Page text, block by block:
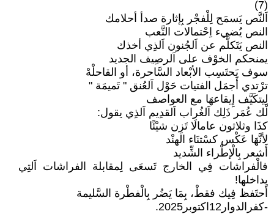
(7)
اَلنَّص يَسمَح لِلْفجْر بِإثارة صدأ أحلامك
النص يُضيء اِحْتمالات التَّعب
النص يَتَكلَّم عن اَلجُنون اَلذِي أخذك
يمنحكم الخوْف على اَلرصِيف الجديد
سوف يَحتَسِب الأبْعاد السَّاحرة، أو القاحلْهْ
ترْتدي أَجمَل الفتيات حَوْل اَلعُنق " تَميمَة "
لِيتكَيَّف إِيقاعهَا مع العواصف
لْك عُمَر ذَلِك اَلغُراب اَلقدِيم اَلذِي يقول:
كذَا وثلاثون عامالَا تَزِن شيْئًا
لِأنَّهَا عَكْس كسْتنَاء الهنْد
أشعر بِالْإطْراء الشِّديد
فالْفراشات فِي الخارج تَسعَى لِمقابلة الفراشات اَلتِي
بِداخلها!
أَحتَفظ فِيك فقطْ، بِمَا يَضُر بِالْفطْرة السَّليمة
-كفرالدوار12اكتوبر2025.